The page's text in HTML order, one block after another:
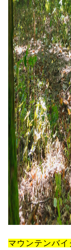
マウンテンバ